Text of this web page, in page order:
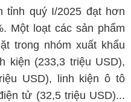
tỉnh quý I/2025 đạt hơn
Một loạt các sản phẩm
trong nhóm xuất khẩu
kiện (233,3 triệu USD),
USD), linh kiện ô tô
tử (32,5 triệu USD)...